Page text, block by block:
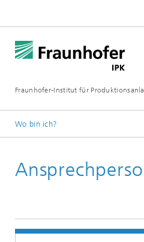
Fraunhofer-Institut für
Wo bin ich?